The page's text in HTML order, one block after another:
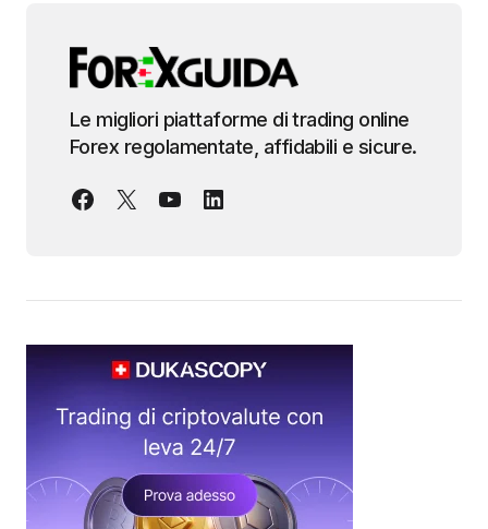
Le migliori piattaforme di trading online
Forex regolamentate, affidabili e sicure.